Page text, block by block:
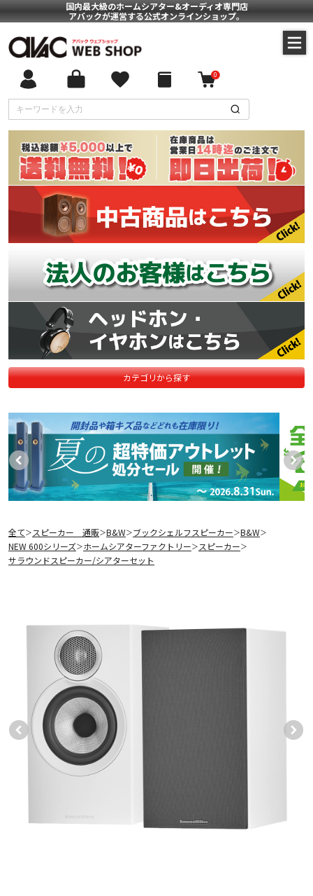
国内最大級のホームシアター&オーディオ専門店
アバックが運営する公式オンラインショップ。
0
カテゴリから探す
全て＞ スピーカー 通販＞B&W＞ブックシェルフスピーカー＞B&W＞
NEW 600シリーズ＞ホームシアターファクトリー＞ スピーカー＞
サラウンドスピーカー/シアターセット